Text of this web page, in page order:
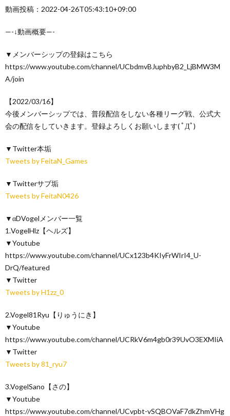
動画投稿：2022-04-26T05:43:10+09:00
—-↓動画概要—-
▼メンバーシップの登録はこちら
https://www.youtube.com/channel/UCbdmvBJuphbyB2_LjBMW3M
A/join
【2022/03/16】
今後メンバーシップでは、普段配信をしない各種リーグ戦、公式大
会の配信をしていきます。登録よろしくお願いします( ﾟДﾟ)
▼Twitter本垢
Tweets by FeitaN_Games
▼Twitterサブ垢
Tweets by FeitaN0426
▼αDVogelメンバー一覧
1.VogelHlz【ヘルズ】
▼Youtube
https://www.youtube.com/channel/UCx123b4KIyFrWIrI4_U-
DrQ/featured
▼Twitter
Tweets by H1zz_0
2.Vogel81Ryu【りゅうにき】
▼Youtube
https://www.youtube.com/channel/UCRkV6m4gb0r39UvO3EXMIiA
▼Twitter
Tweets by 81_ryu7
3.VogelSano【さの】
▼Youtube
https://www.youtube.com/channel/UCvpbt-vSQBOVaF7dkZhmVHg